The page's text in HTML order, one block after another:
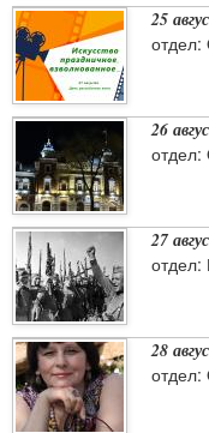
25
отдел:
26
27
отдел:
28